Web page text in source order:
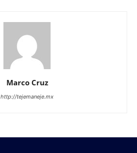
Marco Cruz
http://tejemaneje.mx